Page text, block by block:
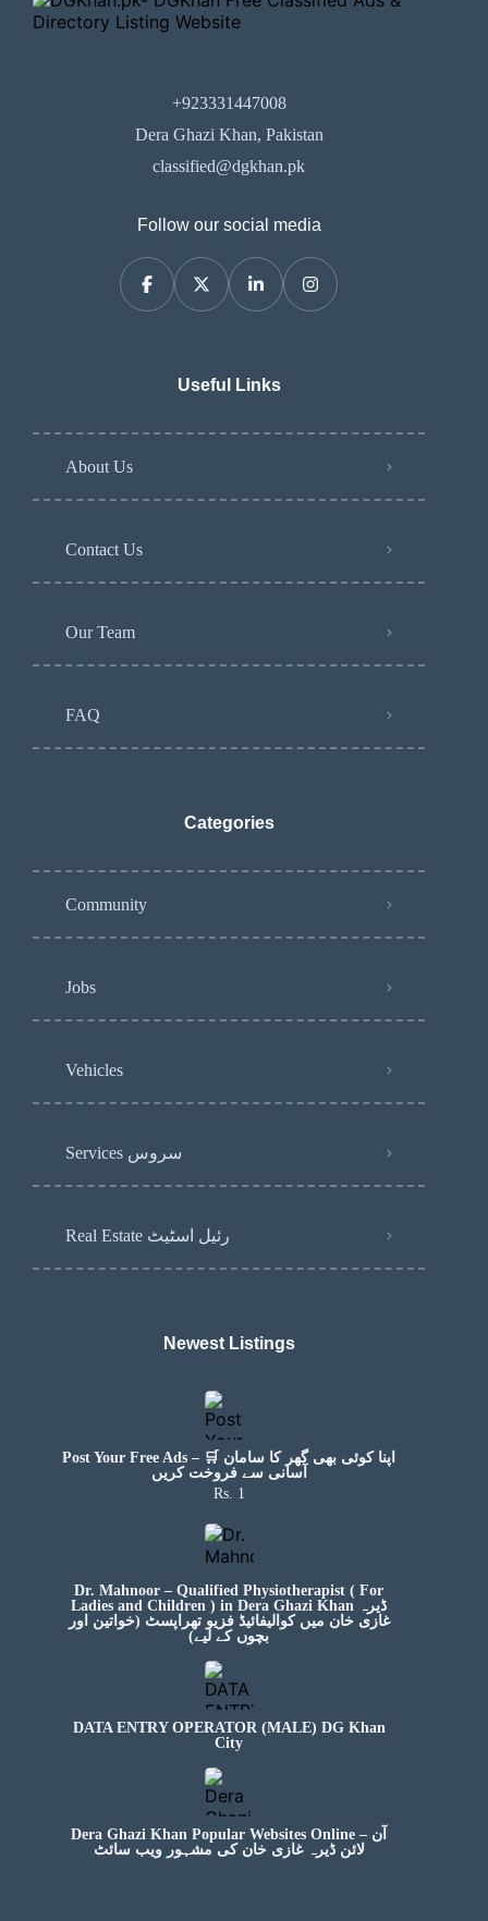
+923331447008
Dera Ghazi Khan, Pakistan
classified@dgkhan.pk
Follow our social media
Useful Links
About Us
Contact Us
Our Team
FAQ
Categories
Community
Jobs
Vehicles
Services سروس
Real Estate رئیل اسٹیٹ
Newest Listings​
Post Your Free Ads – 🛒 اپنا کوئی بھی گھر کا سامان
آسانی سے فروخت کریں
Rs. 1
Dr. Mahnoor – Qualified Physiotherapist ( For
Ladies and Children ) in Dera Ghazi Khan ڈیرہ
غازی خان میں کوالیفائیڈ فزیو تھراپسٹ (خواتین اور
بچوں کے لیے)
DATA ENTRY OPERATOR (MALE) DG Khan
City
Dera Ghazi Khan Popular Websites Online – آن
لائن ڈیرہ غازی خان کی مشہور ویب سائٹ